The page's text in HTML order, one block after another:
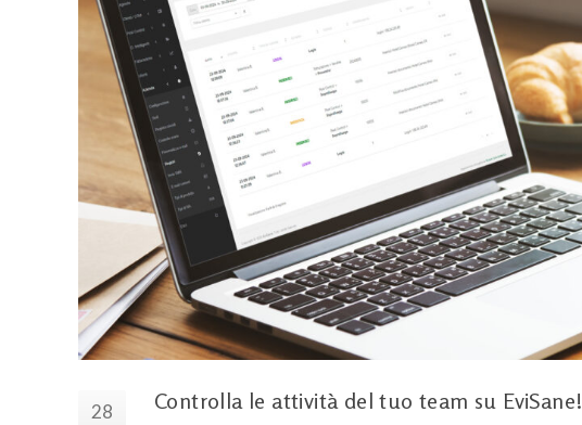
28 Controlla le attività del tuo team su EviSane!